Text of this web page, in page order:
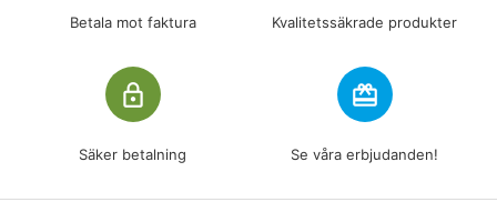
Betala mot faktura Kvalitetssäkrade produkter
lock_outline
Säker betalning
redeem
Se våra erbjudanden!